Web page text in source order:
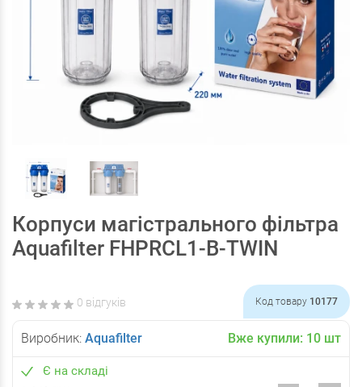
Корпуси магістрального фільтра
Aquafilter FHPRCL1-B-TWIN
0 відгуків Код товару 10177
Виробник: Aquafilter Вже купили: 10 шт
Є на складі